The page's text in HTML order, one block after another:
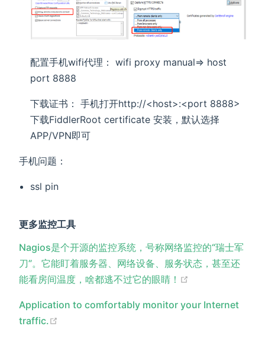
配置手机wifi代理： wifi proxy manual=> host
port 8888
下载证书： 手机打开http://<host>:<port 8888>
下载FiddlerRoot certificate 安装，默认选择
APP/VPN即可
手机问题：
ssl pin
更多监控工具
Nagios是个开源的监控系统，号称网络监控的“瑞士军
刀”。它能盯着服务器、网络设备、服务状态，甚至还
能看房间温度，啥都逃不过它的眼睛！
Application to comfortably monitor your Internet
traffic.